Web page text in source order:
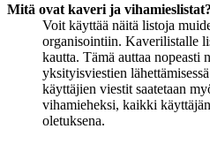
Mitä ovat kaveri ja vihamieslistat?
Voit käyttää näitä listoja
organisointiin. Kaverilistalle
kautta. Tämä auttaa nopeasti
yksityisviestien
käyttäjien viestit saatetaan
vihamieheksi, kaikki
oletuksena.